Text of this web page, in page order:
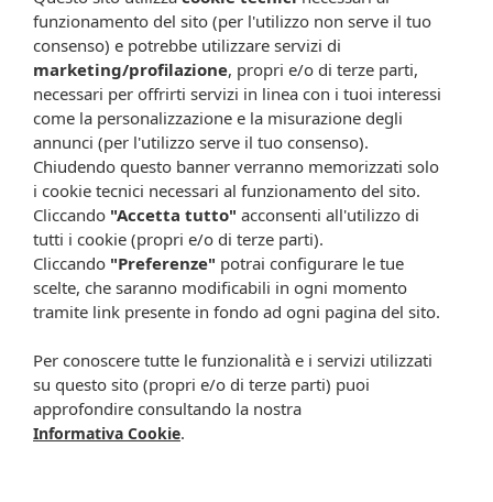
Vichy homme gel
doccia 200ml
19,50 €14,30 €
Metti nel carrello
Triderm bagno docc
oleat 250ml
14,90 € 14,45 €
Metti nel carrello
-21%
funzionamento del sito (per l'utilizzo non serve il tuo
consenso) e potrebbe utilizzare servizi di
marketing/profilazione, propri e/o di terze parti,
necessari per offrirti servizi in linea con i tuoi interessi
come la personalizzazione e la misurazione degli
annunci (per l'utilizzo serve il tuo consenso).
Chiudendo questo banner verranno memorizzati solo
i cookie tecnici necessari al funzionamento del sito.
Cliccando "Accetta tutto" acconsenti all'utilizzo di
tutti i cookie (propri e/o di terze parti).
Cliccando "Preferenze" potrai configurare le tue
scelte, che saranno modificabili in ogni momento
tramite link presente in fondo ad ogni pagina del sito.
Per conoscere tutte le funzionalità e i servizi utilizzati
su questo sito (propri e/o di terze parti) puoi
approfondire consultando la nostra
Informativa Cookie.